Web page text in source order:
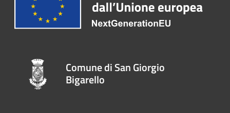
Comune di San Giorgio
Bigarello